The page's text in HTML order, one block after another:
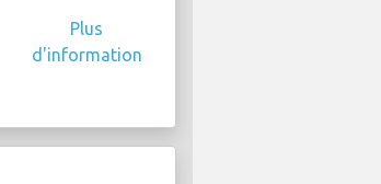
Plus
d'information